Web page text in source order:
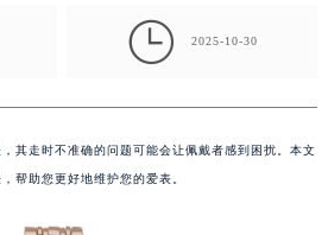
 2025-10-30
其走时不准确的问题可能会让佩戴者感到困扰。本文
帮助您更好地维护您的爱表。